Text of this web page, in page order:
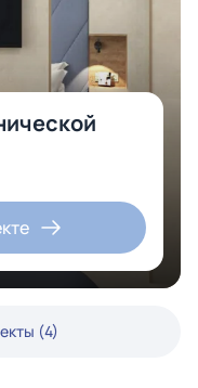
(4)